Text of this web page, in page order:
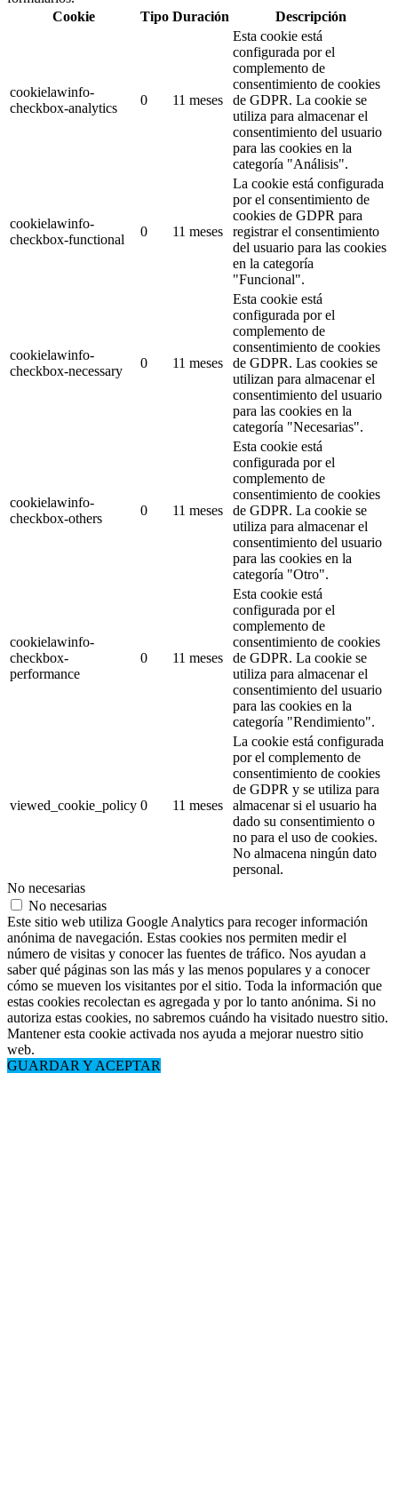
Cookie
Tipo Duración Descripción
cookielawinfo-
checkbox-analytics
0 11 meses
Esta cookie está
configurada por el
complemento de
consentimiento de cookies
de GDPR. La cookie se
utiliza para almacenar el
consentimiento del usuario
para las cookies en la
categoría "Análisis".
cookielawinfo-
checkbox-functional
0 11 meses
La cookie está configurada
por el consentimiento de
cookies de GDPR para
registrar el consentimiento
del usuario para las cookies
en la categoría
"Funcional".
cookielawinfo-
checkbox-necessary
0 11 meses
Esta cookie está
configurada por el
complemento de
consentimiento de cookies
de GDPR. Las cookies se
utilizan para almacenar el
consentimiento del usuario
para las cookies en la
categoría "Necesarias".
cookielawinfo-
checkbox-others
0 11 meses
Esta cookie está
configurada por el
complemento de
consentimiento de cookies
de GDPR. La cookie se
utiliza para almacenar el
consentimiento del usuario
para las cookies en la
categoría "Otro".
cookielawinfo-
checkbox-
performance
0 11 meses
Esta cookie está
configurada por el
complemento de
consentimiento de cookies
de GDPR. La cookie se
utiliza para almacenar el
consentimiento del usuario
para las cookies en la
categoría "Rendimiento".
viewed_cookie_policy 0 11 meses
La cookie está configurada
por el complemento de
consentimiento de cookies
de GDPR y se utiliza para
almacenar si el usuario ha
dado su consentimiento o
no para el uso de cookies.
No almacena ningún dato
personal.
No necesarias
No necesarias
Este sitio web utiliza Google Analytics para recoger información
anónima de navegación. Estas cookies nos permiten medir el
número de visitas y conocer las fuentes de tráfico. Nos ayudan a
saber qué páginas son las más y las menos populares y a conocer
cómo se mueven los visitantes por el sitio. Toda la información que
estas cookies recolectan es agregada y por lo tanto anónima. Si no
autoriza estas cookies, no sabremos cuándo ha visitado nuestro sitio.
Mantener esta cookie activada nos ayuda a mejorar nuestro sitio
web.
GUARDAR Y ACEPTAR